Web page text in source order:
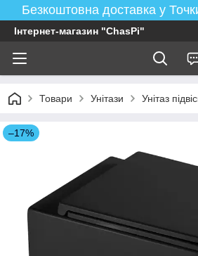
Безкоштовна доставка у
Інтернет-магазин "ChasPi"
Товари Унітази Унітаз
–17%